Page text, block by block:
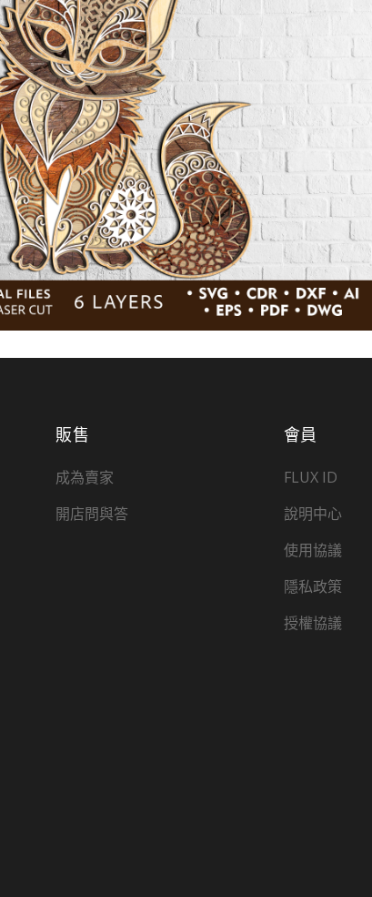
販售
成為賣家
開店問與答
會員
FLUX ID
說明中心
使用協議
隱私政策
授權協議